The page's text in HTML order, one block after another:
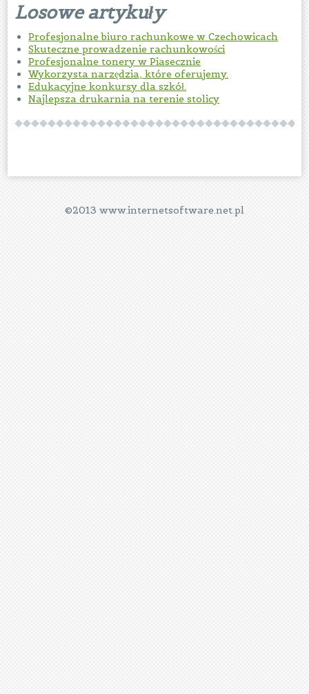
Losowe artykuły
Profesjonalne biuro rachunkowe w Czechowicach
Skuteczne prowadzenie rachunkowości
Profesjonalne tonery w Piasecznie
Wykorzysta narzędzia, które oferujemy.
Edukacyjne konkursy dla szkół.
Najlepsza drukarnia na terenie stolicy
©2013 www.internetsoftware.net.pl